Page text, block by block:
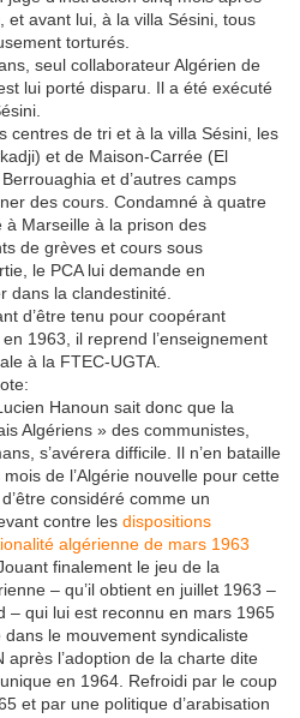
et avant lui, à la villa Sésini, tous
torturés.
seul collaborateur Algérien de
lui porté disparu. Il a été exécuté
centres de tri et à la villa Sésini, les
et de Maison-Carrée (El
et d’autres camps
des cours. Condamné à quatre
Marseille à la prison des
de grèves et cours sous
le PCA lui demande en
dans la clandestinité.
d’être tenu pour coopérant
1963, il reprend l’enseignement
à la FTEC-UGTA.
Hanoun sait donc que la
Algériens » des communistes,
s’avérera difficile. Il n’en bataille
de l’Algérie nouvelle pour cette
considéré comme un
contre les dispositions
algérienne de mars 1963
finalement le jeu de la
– qu’il obtient en juillet 1963 –
– qui lui est reconnu en mars 1965
le mouvement syndicaliste
l’adoption de la charte dite
en 1964. Refroidi par le coup
et par une politique d’arabisation